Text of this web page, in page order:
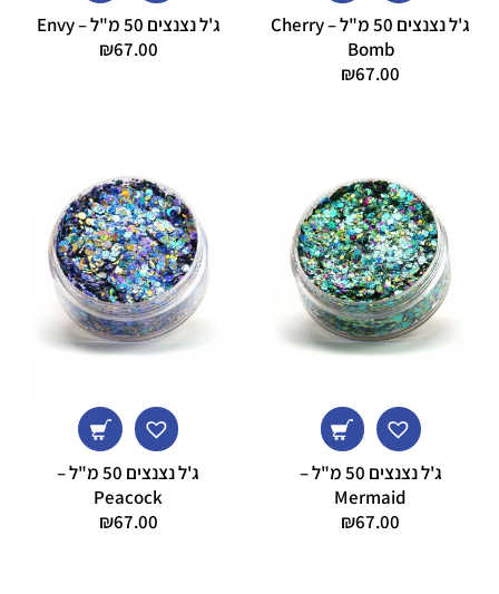
ג'ל נצנצים 50 מ"ל – Cherry
Bomb
₪67.00
ג'ל נצנצים 50 מ"ל – Envy
₪67.00
ג'ל נצנצים 50 מ"ל –
Mermaid
₪67.00
ג'ל נצנצים 50 מ"ל –
Peacock
₪67.00